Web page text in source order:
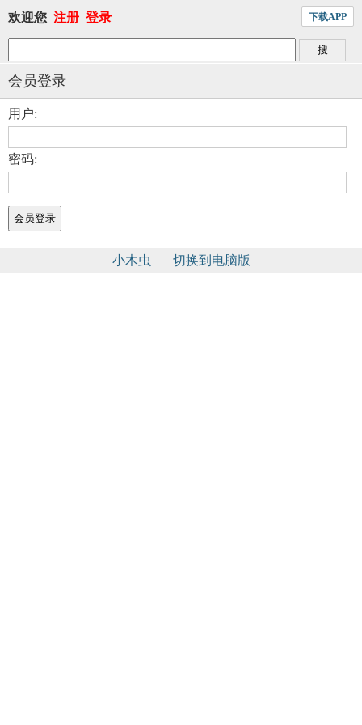
欢迎您 注册 登录 下载APP
会员登录
用户:
密码:
小木虫 | 切换到电脑版